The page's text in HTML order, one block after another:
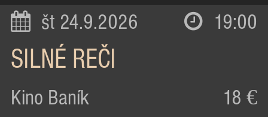
št 24.9.2026 19:00
SILNÉ REČI
Kino Baník 18 €